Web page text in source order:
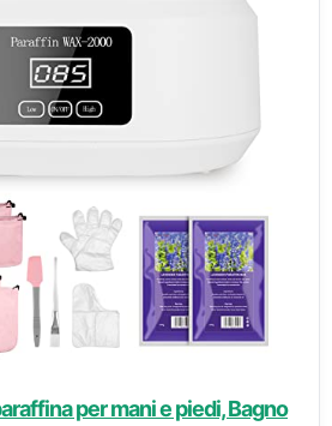
per mani e piedi, Bagno